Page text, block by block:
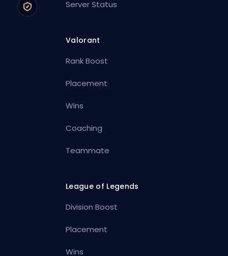
Server Status
Valorant
Rank Boost
Placement
Wins
Coaching
Teammate
League of Legends
Division Boost
Placement
Wins